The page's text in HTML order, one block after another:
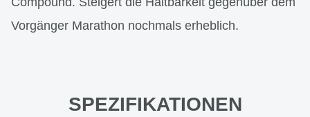
Vorgänger Marathon nochmals erheblich.
SPEZIFIKATIONEN